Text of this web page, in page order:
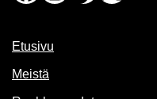
Etusivu
Meistä